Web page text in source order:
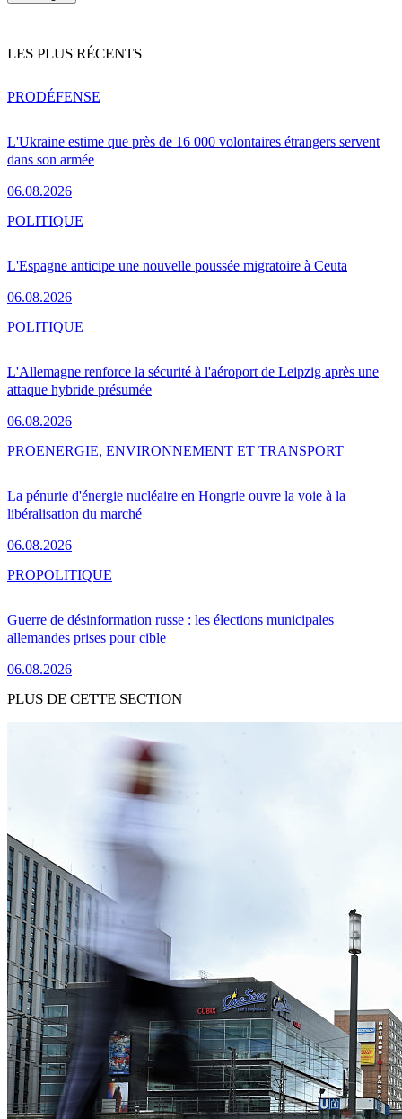
LES PLUS RÉCENTS
L'Ukraine estime que près de 16 000 volontaires étrangers servent
dans son armée
06.08.2026
PRODÉFENSE
L'Espagne anticipe une nouvelle poussée migratoire à Ceuta
06.08.2026
POLITIQUE
L'Allemagne renforce la sécurité à l'aéroport de Leipzig après une
attaque hybride présumée
06.08.2026
POLITIQUE
La pénurie d'énergie nucléaire en Hongrie ouvre la voie à la
libéralisation du marché
06.08.2026
PROENERGIE, ENVIRONNEMENT ET TRANSPORT
Guerre de désinformation russe : les élections municipales
allemandes prises pour cible
06.08.2026
PROPOLITIQUE
PLUS DE CETTE SECTION